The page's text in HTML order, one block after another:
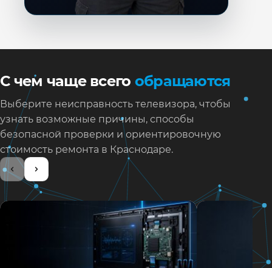
С чем чаще всего обращаются
Выберите неисправность телевизора, чтобы
узнать возможные причины, способы
безопасной проверки и ориентировочную
стоимость ремонта в Краснодаре.